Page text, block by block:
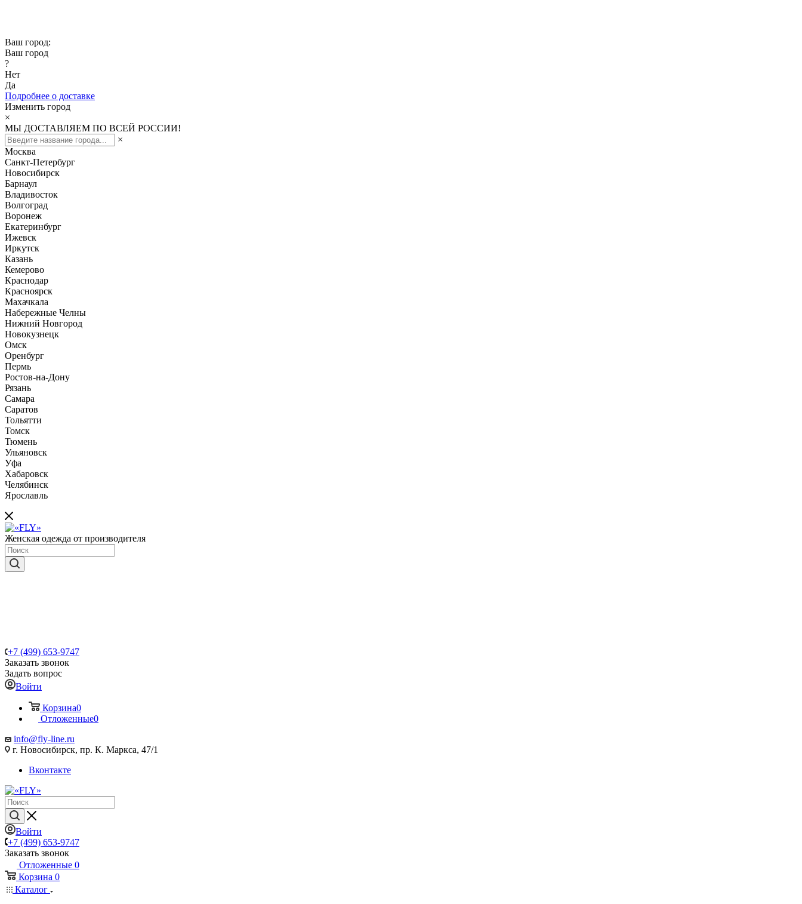
Ваш город:
Ваш город
?
Нет
Да
Подробнее о доставке
Изменить город
×
МЫ ДОСТАВЛЯЕМ ПО ВСЕЙ РОССИИ!
×
Москва
Санкт-Петербург
Новосибирск
Барнаул
Владивосток
Волгоград
Воронеж
Екатеринбург
Ижевск
Иркутск
Казань
Кемерово
Краснодар
Красноярск
Махачкала
Набережные Челны
Нижний Новгород
Новокузнецк
Омск
Оренбург
Пермь
Ростов-на-Дону
Рязань
Самара
Саратов
Тольятти
Томск
Тюмень
Ульяновск
Уфа
Хабаровск
Челябинск
Ярославль
Женская одежда от производителя
+7 (499) 653-9747
Заказать звонок
Задать вопрос
Войти
Корзина0
Отложенные0
info@fly-line.ru
г. Новосибирск, пр. К. Маркса, 47/1
Вконтакте
Войти
+7 (499) 653-9747
Заказать звонок
Отложенные 0
Корзина 0
Каталог